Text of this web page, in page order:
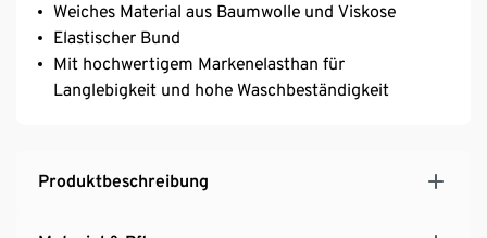
Weiches Material aus Baumwolle und Viskose
Elastischer Bund
Mit hochwertigem Markenelasthan für
Langlebigkeit und hohe Waschbeständigkeit
Produktbeschreibung